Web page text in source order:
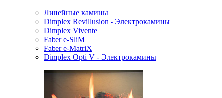
Линейные камины
Dimplex Revillusion - Электрокамины
Dimplex Vivente
Faber e-SliM
Faber e-MatriX
Dimplex Opti V - Электрокамины